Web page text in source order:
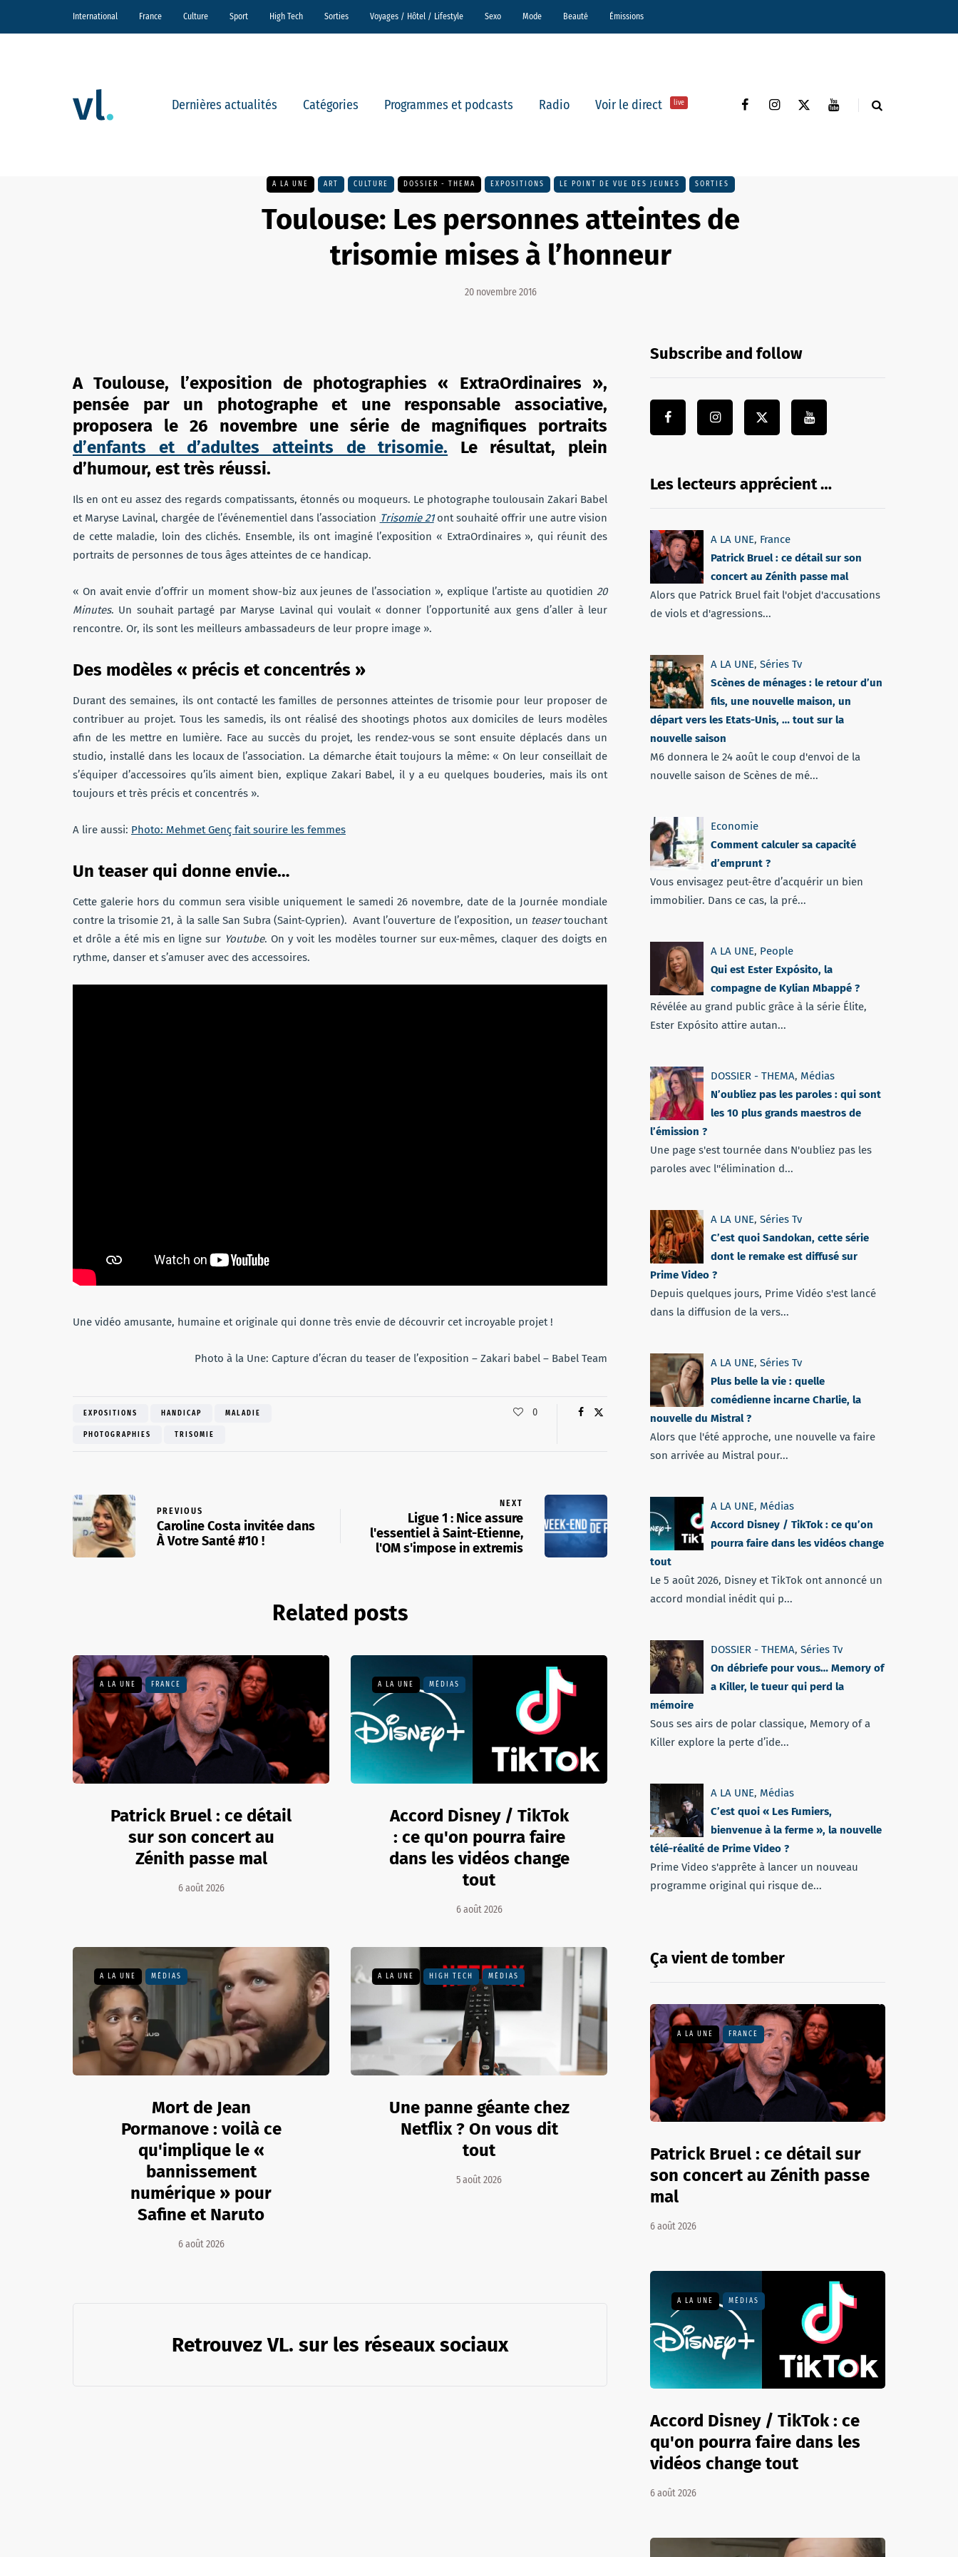
International France Culture Sport High Tech Sorties Voyages / Hôtel / Lifestyle Sexo Mode Beauté Émissions
Dernières actualités Catégories Programmes et podcasts Radio Voir le direct live
A LA UNE ART CULTURE DOSSIER - THEMA EXPOSITIONS LE POINT DE VUE DES JEUNES SORTIES
Toulouse: Les personnes atteintes de
trisomie mises à l’honneur
20 novembre 2016
A Toulouse, l’exposition de photographies « ExtraOrdinaires »,
pensée par un photographe et une responsable associative,
proposera le 26 novembre une série de magnifiques portraits
d’enfants et d’adultes atteints de trisomie. Le résultat, plein
d’humour, est très réussi.
Ils en ont eu assez des regards compatissants, étonnés ou moqueurs. Le photographe toulousain Zakari Babel
et Maryse Lavinal, chargée de l’événementiel dans l’association Trisomie 21ont souhaité offrir une autre vision
de cette maladie, loin des clichés. Ensemble, ils ont imaginé l’exposition « ExtraOrdinaires », qui réunit des
portraits de personnes de tous âges atteintes de ce handicap.
« On avait envie d’offrir un moment show-biz aux jeunes de l’association », explique l’artiste au quotidien 20
Minutes. Un souhait partagé par Maryse Lavinal qui voulait « donner l’opportunité aux gens d’aller à leur
rencontre. Or, ils sont les meilleurs ambassadeurs de leur propre image ».
Des modèles « précis et concentrés »
Durant des semaines, ils ont contacté les familles de personnes atteintes de trisomie pour leur proposer de
contribuer au projet. Tous les samedis, ils ont réalisé des shootings photos aux domiciles de leurs modèles
afin de les mettre en lumière. Face au succès du projet, les rendez-vous se sont ensuite déplacés dans un
studio, installé dans les locaux de l’association. La démarche était toujours la même: « On leur conseillait de
s’équiper d’accessoires qu’ils aiment bien, explique Zakari Babel, il y a eu quelques bouderies, mais ils ont
toujours et très précis et concentrés ».
A lire aussi: Photo: Mehmet Genç fait sourire les femmes
Un teaser qui donne envie…
Cette galerie hors du commun sera visible uniquement le samedi 26 novembre, date de la Journée mondiale
contre la trisomie 21, à la salle San Subra (Saint-Cyprien). Avant l’ouverture de l’exposition, un teasertouchant
et drôle a été mis en ligne sur Youtube. On y voit les modèles tourner sur eux-mêmes, claquer des doigts en
rythme, danser et s’amuser avec des accessoires.
Une vidéo amusante, humaine et originale qui donne très envie de découvrir cet incroyable projet !
Photo à la Une: Capture d’écran du teaser de l’exposition – Zakari babel – Babel Team
EXPOSITIONS HANDICAP MALADIE
PHOTOGRAPHIES TRISOMIE
0
PREVIOUS
Caroline Costa invitée dans
À Votre Santé #10 !
NEXT
Ligue 1 : Nice assure
l'essentiel à Saint-Etienne,
l'OM s'impose in extremis
Related posts
A LA UNE FRANCE
Patrick Bruel : ce détail
sur son concert au
Zénith passe mal
6 août 2026
A LA UNE MÉDIAS
Accord Disney / TikTok
: ce qu'on pourra faire
dans les vidéos change
tout
6 août 2026
A LA UNE MÉDIAS
Mort de Jean
Pormanove : voilà ce
qu'implique le «
bannissement
numérique » pour
Safine et Naruto
6 août 2026
A LA UNE HIGH TECH MÉDIAS
Une panne géante chez
Netflix ? On vous dit
tout
5 août 2026
Retrouvez VL. sur les réseaux sociaux
Subscribe and follow
Les lecteurs apprécient …
A LA UNE, France
Patrick Bruel : ce détail sur son
concert au Zénith passe mal
Alors que Patrick Bruel fait l'objet d'accusations
de viols et d'agressions...
A LA UNE, Séries Tv
Scènes de ménages : le retour d’un
fils, une nouvelle maison, un
départ vers les Etats-Unis, … tout sur la
nouvelle saison
M6 donnera le 24 août le coup d'envoi de la
nouvelle saison de Scènes de mé...
Economie
Comment calculer sa capacité
d’emprunt ?
Vous envisagez peut-être d’acquérir un bien
immobilier. Dans ce cas, la pré...
A LA UNE, People
Qui est Ester Expósito, la
compagne de Kylian Mbappé ?
Révélée au grand public grâce à la série Élite,
Ester Expósito attire autan...
DOSSIER - THEMA, Médias
N’oubliez pas les paroles : qui sont
les 10 plus grands maestros de
l’émission ?
Une page s'est tournée dans N'oubliez pas les
paroles avec l''élimination d...
A LA UNE, Séries Tv
C’est quoi Sandokan, cette série
dont le remake est diffusé sur
Prime Video ?
Depuis quelques jours, Prime Vidéo s'est lancé
dans la diffusion de la vers...
A LA UNE, Séries Tv
Plus belle la vie : quelle
comédienne incarne Charlie, la
nouvelle du Mistral ?
Alors que l'été approche, une nouvelle va faire
son arrivée au Mistral pour...
A LA UNE, Médias
Accord Disney / TikTok : ce qu’on
pourra faire dans les vidéos change
tout
Le 5 août 2026, Disney et TikTok ont annoncé un
accord mondial inédit qui p...
DOSSIER - THEMA, Séries Tv
On débriefe pour vous… Memory of
a Killer, le tueur qui perd la
mémoire
Sous ses airs de polar classique, Memory of a
Killer explore la perte d’ide...
A LA UNE, Médias
C’est quoi « Les Fumiers,
bienvenue à la ferme », la nouvelle
télé-réalité de Prime Video ?
Prime Video s'apprête à lancer un nouveau
programme original qui risque de...
Ça vient de tomber
A LA UNE FRANCE
Patrick Bruel : ce détail sur
son concert au Zénith passe
mal
6 août 2026
A LA UNE MÉDIAS
Accord Disney / TikTok : ce
qu'on pourra faire dans les
vidéos change tout
6 août 2026